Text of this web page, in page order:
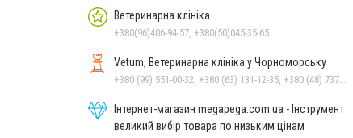
Ветеринарна клініка
+380(96)406-94-57, +380(50)045-35-65
Vetum, Ветеринарна клініка у Чорноморську
Інтернет-магазин megapega.com.ua - Інструмент
великий вибір товара по низьким цінам